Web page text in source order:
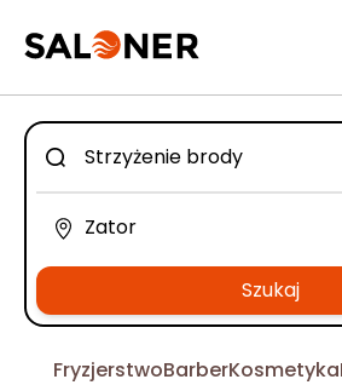
Szukaj
FryzjerstwoBarberKosmetyka